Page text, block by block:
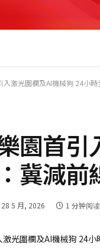
入激光圍欄及AI機械狗 24小
園首引
冀減前
28 5 月, 2026 1 分钟阅读